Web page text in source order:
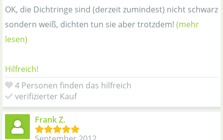
OK, die Dichtringe sind (derzeit zumindest) nicht schwarz
sondern weiß, dichten tun sie aber trotzdem! (mehr
lesen)
Hilfreich!
4 Personen finden das hilfreich
verifizierter Kauf
Frank Z.